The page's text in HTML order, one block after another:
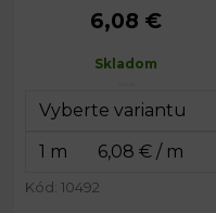
6,08 €
Skladom
Kód: 10492